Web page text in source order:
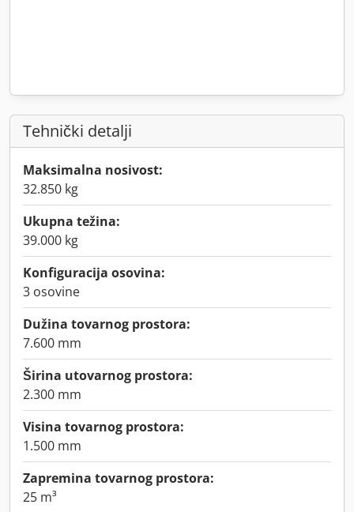
Tehnički detalji
Maksimalna nosivost:
32.850 kg
Ukupna težina:
39.000 kg
Konfiguracija osovina:
3 osovine
Dužina tovarnog prostora:
7.600 mm
Širina utovarnog prostora:
2.300 mm
Visina tovarnog prostora:
1.500 mm
Zapremina tovarnog prostora:
25 m³